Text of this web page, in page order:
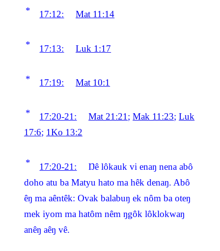
* 17:12: Mat 11:14
* 17:13: Luk 1:17
* 17:19: Mat 10:1
* 17:20-21: Mat 21:21 ;Mak 11:23;Luk
17:6; 1Ko 13:2
* 17:20-21:
Ŋê lôkauk vi enaŋ nena abô
doho atu ba Matyu hato ma hêk denaŋ. Abô
êŋ ma aêntêk: Ovak balabuŋ ek nôm ba oteŋ
mek iyom ma hatôm nêm ŋgôk lôklokwaŋ
anêŋ aêŋ vê.